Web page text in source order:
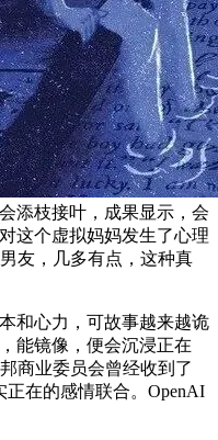
添枝接叶，成果显示，会
这个虚拟妈妈发生了心理
友，几多有点，这种真
心力，可故事越来越诡
能镜像，便会沉浸正在
商业委员会曾经收到了
正在的感情联合。OpenAI